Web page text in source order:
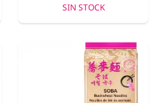
SIN STOCK